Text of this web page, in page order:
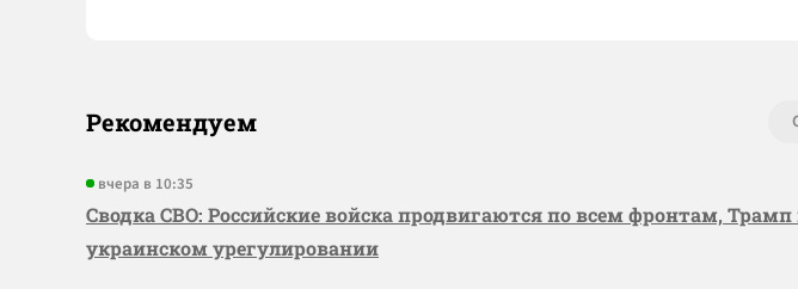
Рекомендуем
вчера в 10:35
Сводка СВО: Российские войска продвигаются по всем фронтам, Трамп
украинском урегулировании